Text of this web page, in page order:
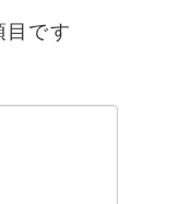
目です